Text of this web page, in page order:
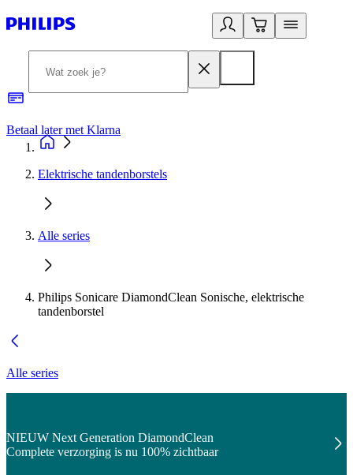
Betaal later met Klarna
Elektrische tandenborstels
Alle series
Philips Sonicare DiamondClean Sonische, elektrische
tandenborstel
Alle series
NIEUW Next Generation DiamondClean
Complete verzorging is nu 100% zichtbaar